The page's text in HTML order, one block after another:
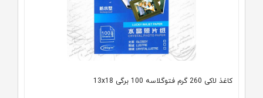
کاغذ لاکی 260 گرم فتوگلاسه 100 برگی 13x18